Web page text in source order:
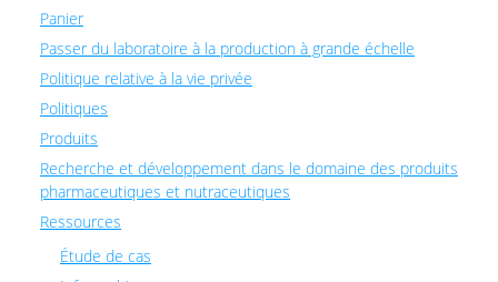
Panier
Passer du laboratoire à la production à grande échelle
Politique relative à la vie privée
Politiques
Produits
Recherche et développement dans le domaine des produits
pharmaceutiques et nutraceutiques
Ressources
Étude de cas